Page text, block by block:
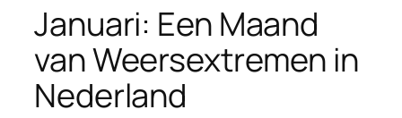
Januari: Een Maand
van Weersextremen in
Nederland